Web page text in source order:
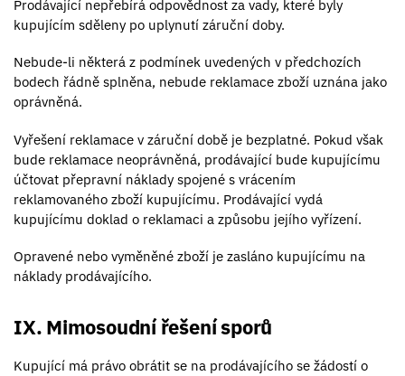
Prodávající nepřebírá odpovědnost za vady, které byly
kupujícím sděleny po uplynutí záruční doby.
Nebude-li některá z podmínek uvedených v předchozích
bodech řádně splněna, nebude reklamace zboží uznána jako
oprávněná.
Vyřešení reklamace v záruční době je bezplatné. Pokud však
bude reklamace neoprávněná, prodávající bude kupujícímu
účtovat přepravní náklady spojené s vrácením
reklamovaného zboží kupujícímu. Prodávající vydá
kupujícímu doklad o reklamaci a způsobu jejího vyřízení.
Opravené nebo vyměněné zboží je zasláno kupujícímu na
náklady prodávajícího.
IX. Mimosoudní řešení sporů
Kupující má právo obrátit se na prodávajícího se žádostí o